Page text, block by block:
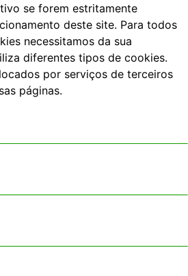
se forem estritamente
deste site. Para todos
necessitamos da sua
diferentes tipos de cookies.
por serviços de terceiros
páginas.